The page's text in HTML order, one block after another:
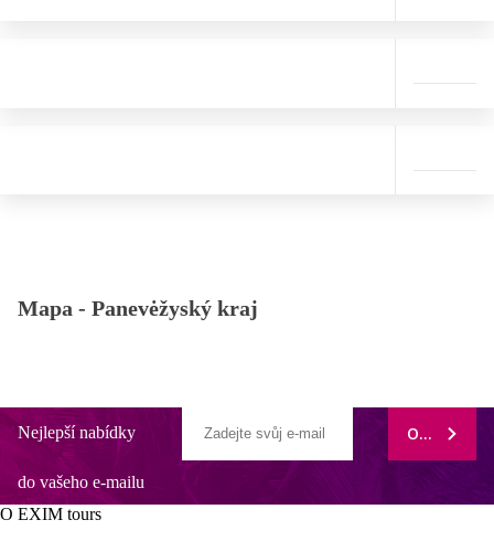
Mapa - Panevėžyský kraj
Nejlepší nabídky
do vašeho e-mailu
ODEBÍRAT
O EXIM tours